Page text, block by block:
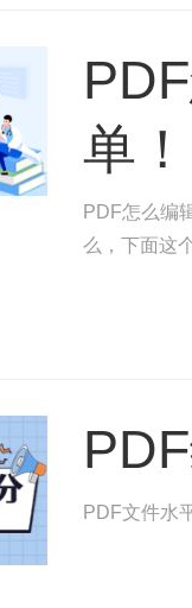
单！
PDF怎么编
么，下面这
PDF文件水